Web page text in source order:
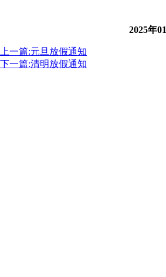
2025年01
上一篇:元旦放假通知
下一篇:清明放假通知